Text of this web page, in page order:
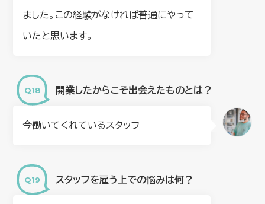
ました。この経験がなければ普通にやって
いたと思います。
開業したからこそ出会えたものとは？
今働いてくれているスタッフ
スタッフを雇う上での悩みは何？